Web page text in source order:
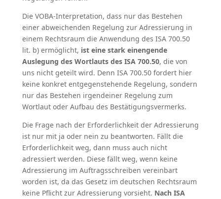
Die VOBA-Interpretation, dass nur das Bestehen
einer abweichenden Regelung zur Adressierung in
einem Rechtsraum die Anwendung des ISA 700.50
lit. b) ermöglicht, ist eine stark einengende
Auslegung des Wortlauts des ISA 700.50, die von
uns nicht geteilt wird. Denn ISA 700.50 fordert hier
keine konkret entgegenstehende Regelung, sondern
nur das Bestehen irgendeiner Regelung zum
Wortlaut oder Aufbau des Bestätigungsvermerks.
Die Frage nach der Erforderlichkeit der Adressierung
ist nur mit ja oder nein zu beantworten. Fällt die
Erforderlichkeit weg, dann muss auch nicht
adressiert werden. Diese fällt weg, wenn keine
Adressierung im Auftragsschreiben vereinbart
worden ist, da das Gesetz im deutschen Rechtsraum
keine Pflicht zur Adressierung vorsieht. Nach ISA